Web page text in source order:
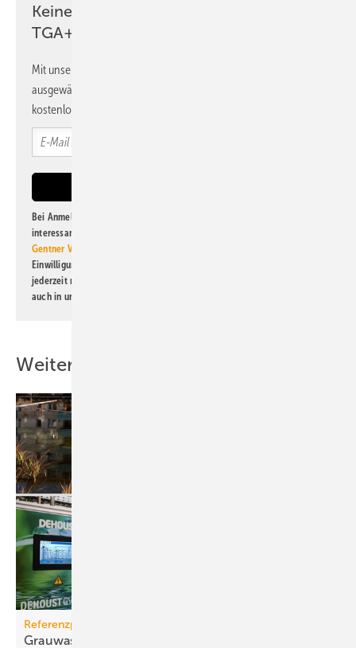
Keine Zeit? Kein Problem mit dem
TGA+E Newsletter!
Mit unserem Newsletter erhalten Sie regelmäßig von uns
ausgewählte Informationen und Neuigkeiten, gebündelt und
kostenlos direkt ins Postfach.
Bei Anmeldung zu diesem Newsletter bin ich damit einverstanden, über
interessante Verlags- und Online-Angebote
Gentner Verlag GmbH & Co. KG
Einwilligung kann ich jederzeit widerrufen und eine Abmeldung ist
jederzeit möglich. Informationen zum Umgang mit Daten finden Sie
auch in unserer
Weitere Inhalte
Referenzprojekt
Grauwassernutzung spart Frisch­was­ser in